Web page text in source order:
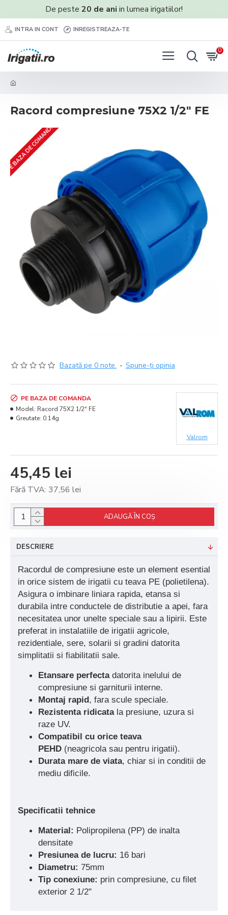
De peste 20 de ani in lumea irigatiilor!
INTRA IN CONT INREGISTREAZA-TE
0
Racord compresiune 75X2 1/2ʺ FE
PE BAZA DE COMANDA
Bazată pe 0 note. - Spune-ţi opinia
45,45 lei
Fără TVA: 37,56 lei
PE BAZA DE COMANDA
Model: Racord 75X2 1/2ʺ FE
Greutate: 0.14g
Valrom
ADAUGĂ ÎN COŞ
DESCRIERE
Racordul de compresiune este un element esential
in orice sistem de irigatii cu teava PE (polietilena).
Asigura o imbinare liniara rapida, etansa si
durabila intre conductele de distributie a apei, fara
necesitatea unor unelte speciale sau a lipirii. Este
preferat in instalatiile de irigatii agricole,
rezidentiale, sere, solarii si gradini datorita
simplitatii si fiabilitatii sale.
Etansare perfectadatorita inelului de
compresiune si garniturii interne.
Montaj rapid, fara scule speciale.
Rezistenta ridicatala presiune, uzura si
raze UV.
Compatibil cu orice teava
PEHD (neagricola sau pentru irigatii).
Durata mare de viata, chiar si in conditii de
mediu dificile.
Specificatii tehnice
Material: Polipropilena (PP) de inalta
densitate
Presiunea de lucru: 16 bari
Diametru: 75mm
Tip conexiune: prin compresiune, cu filet
exterior 2 1/2"